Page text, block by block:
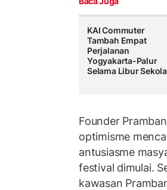
KAI Commuter
Tambah Empat
Perjalanan
Yogyakarta-Palur
Selama Libur
Founder
optimisme
antusiasme
festival dimulai.
kawasan